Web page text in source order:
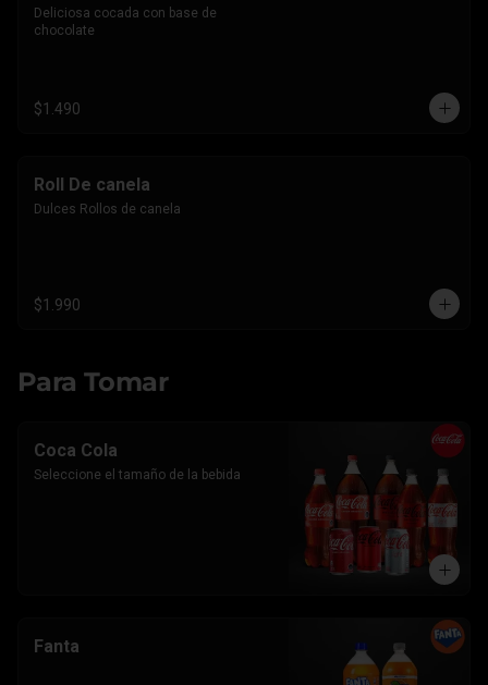
Deliciosa cocada con base de
chocolate
$1.490
Roll De canela
Dulces Rollos de canela
$1.990
Para Tomar
Coca Cola
Seleccione el tamaño de la bebida
Fanta